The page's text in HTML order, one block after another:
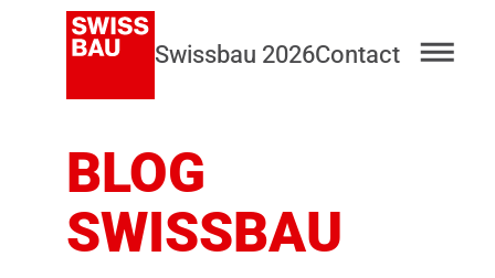
Swissbau 2026Contact
BLOG
SWISSBAU